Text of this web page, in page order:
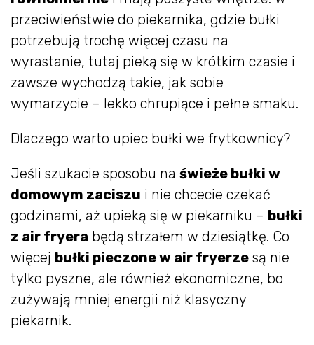
przeciwieństwie do piekarnika, gdzie bułki
potrzebują trochę więcej czasu na
wyrastanie, tutaj pieką się w krótkim czasie i
zawsze wychodzą takie, jak sobie
wymarzycie – lekko chrupiące i pełne smaku.
Dlaczego warto upiec bułki we frytkownicy?
Jeśli szukacie sposobu na świeże bułki w
domowym zaciszu i nie chcecie czekać
godzinami, aż upieką się w piekarniku – bułki
z air fryera będą strzałem w dziesiątkę. Co
więcej bułki pieczone w air fryerze są nie
tylko pyszne, ale również ekonomiczne, bo
zużywają mniej energii niż klasyczny
piekarnik.